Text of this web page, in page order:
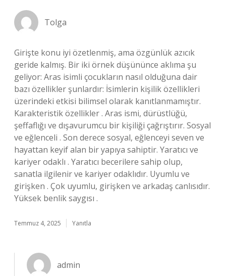
Tolga
Girişte konu iyi özetlenmiş, ama özgünlük azıcık
geride kalmış. Bir iki örnek düşününce aklıma şu
geliyor: Aras isimli çocukların nasıl olduğuna dair
bazı özellikler şunlardır: İsimlerin kişilik özellikleri
üzerindeki etkisi bilimsel olarak kanıtlanmamıştır.
Karakteristik özellikler . Aras ismi, dürüstlüğü,
şeffaflığı ve dışavurumcu bir kişiliği çağrıştırır. Sosyal
ve eğlenceli . Son derece sosyal, eğlenceyi seven ve
hayattan keyif alan bir yapıya sahiptir. Yaratıcı ve
kariyer odaklı . Yaratıcı becerilere sahip olup,
sanatla ilgilenir ve kariyer odaklıdır. Uyumlu ve
girişken . Çok uyumlu, girişken ve arkadaş canlısıdır.
Yüksek benlik saygısı .
Temmuz 4, 2025 Yanıtla
admin